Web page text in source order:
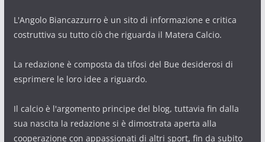
L'Angolo Biancazzurro è un sito di informazione e critica
costruttiva su tutto ciò che riguarda il Matera Calcio.
La redazione è composta da tifosi del Bue desiderosi di
esprimere le loro idee a riguardo.
Il calcio è l'argomento principe del blog, tuttavia fin dalla
sua nascita la redazione si è dimostrata aperta alla
cooperazione con appassionati di altri sport, fin da subito